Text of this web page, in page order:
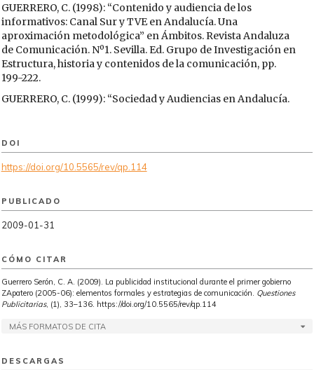
GUERRERO, C. (1998): “Contenido y audiencia de los
informativos: Canal Sur y TVE en Andalucía. Una
aproximación metodológica” en Ámbitos. Revista Andaluza
de Comunicación. Nº1. Sevilla. Ed. Grupo de Investigación en
Estructura, historia y contenidos de la comunicación, pp.
199-222.
GUERRERO, C. (1999): “Sociedad y Audiencias en Andalucía.
audiovisual y publicitaria en Andalucía. Estudios sobre un
sector estratégico. Estudios y ensayos, 33. Servicio de
publicaciones e intercambio científico de la Universidad de
GUERRERO, C. (2001): “Contenido y audiencias. Utilización de
de soportes” en Benavides, J. y Fernández, E. (Ed.), Valores y
creación cultural. Edipo, Madrid, pp. 345-357.
GUERRERO, C. (2008): “Análisis del contenido informativo y
publicitario de las entidades financieras como herramienta
de planificación estratégica” en BENAVIDES et Ad. (Ed.).
Nuevas tendencias de la Comunicación. En CDROM
Comunicación. Madrid, pp. 11-29.
DOI
https://doi.org/10.5565/rev/qp.114
PUBLICADO
2009-01-31
CÓMO CITAR
Guerrero Serón, C. A. (2009). La publicidad institucional durante el primer gobierno
ZApatero (2005-06): elementos formales y estrategias de comunicación. Questiones
Publicitarias, (1), 33–136. https://doi.org/10.5565/rev/qp.114
MÁS FORMATOS DE CITA
DESCARGAS